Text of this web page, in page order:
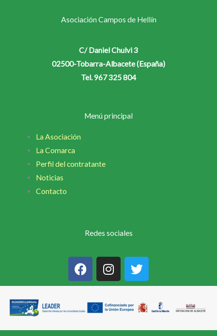
Asociación Campos de Hellín
C/ Daniel Chulvi 3
02500-Tobarra-Albacete (España)
Tel. 967 325 804
Menú principal
La Asociación
La Comarca
Perfil del contratante
Noticias
Contacto
Redes sociales
a
c
e
o
n
s
t
a
g
w
i
t
t
e